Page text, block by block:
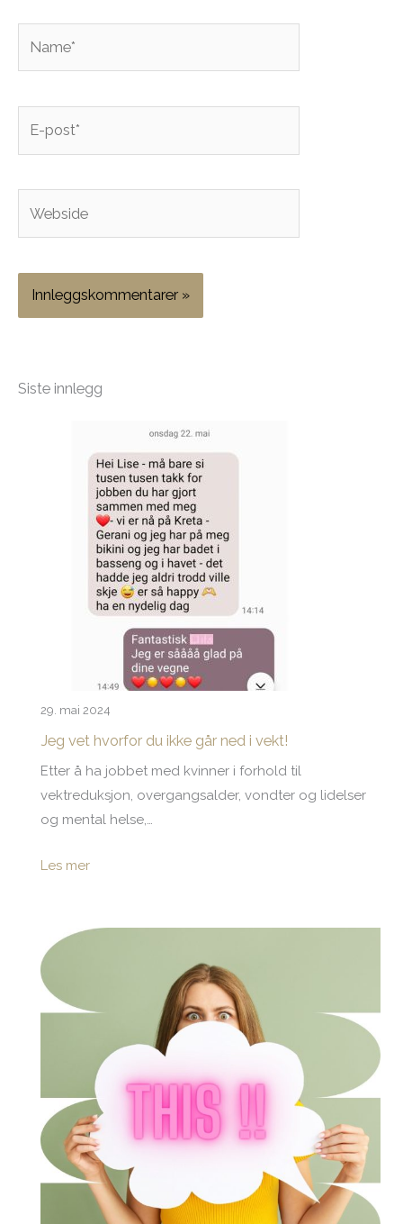
post*
Siste innlegg
29. mai 2024
Jeg vet hvorfor du ikke går ned i vekt!
Etter å ha jobbet med kvinner i forhold til
vektreduksjon, overgangsalder, vondter og lidelser
og mental helse,…
Les mer